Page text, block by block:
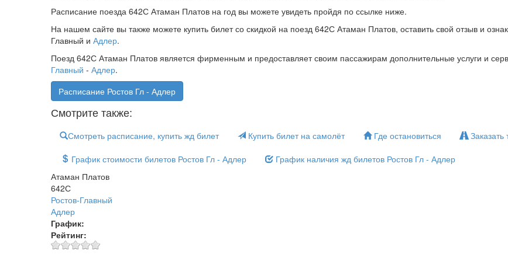
Расписание поезда 642С Атаман Платов на год вы можете увидеть пройдя по ссылке ниже.
На нашем сайте вы также можете купить билет со скидкой на поезд 642С Атаман Платов, оставить свой отзыв и
Главный и Адлер.
Поезд 642С Атаман Платов является фирменным и предоставляет своим пассажирам дополнительные услуги и
Главный - Адлер.
Расписание Ростов Гл - Адлер
Смотрите также:
Смотреть расписание, купить жд билет Купить билет на самолёт Где остановиться Заказать
График стоимости билетов Ростов Гл - Адлер
График наличия жд билетов Ростов Гл - Адлер
Атаман Платов
642С
Ростов-Главный
Адлер
График:
Рейтинг: